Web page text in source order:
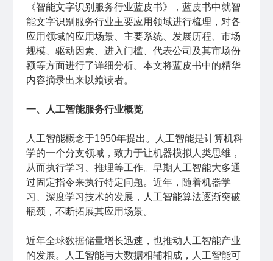
《智能文字识别服务行业蓝皮书》，蓝皮书中就智
能文字识别服务行业主要应用领域进行梳理，对各
应用领域的应用场景、主要系统、发展历程、市场
规模、驱动因素、进入门槛、代表公司及其市场份
额等方面进行了详细分析。本文将蓝皮书中的精华
内容摘录出来以飨读者。
一、人工智能服务行业概览
人工智能概念于1950年提出。人工智能是计算机科
学的一个分支领域，致力于让机器模拟人类思维，
从而执行学习、推理等工作。早期人工智能大多通
过固定指令来执行特定问题。近年，随着机器学
习、深度学习技术的发展，人工智能算法逐渐突破
瓶颈，不断拓展其应用场景。
近年全球数据储量增长迅速，也推动人工智能产业
的发展。人工智能与大数据相辅相成，人工智能可